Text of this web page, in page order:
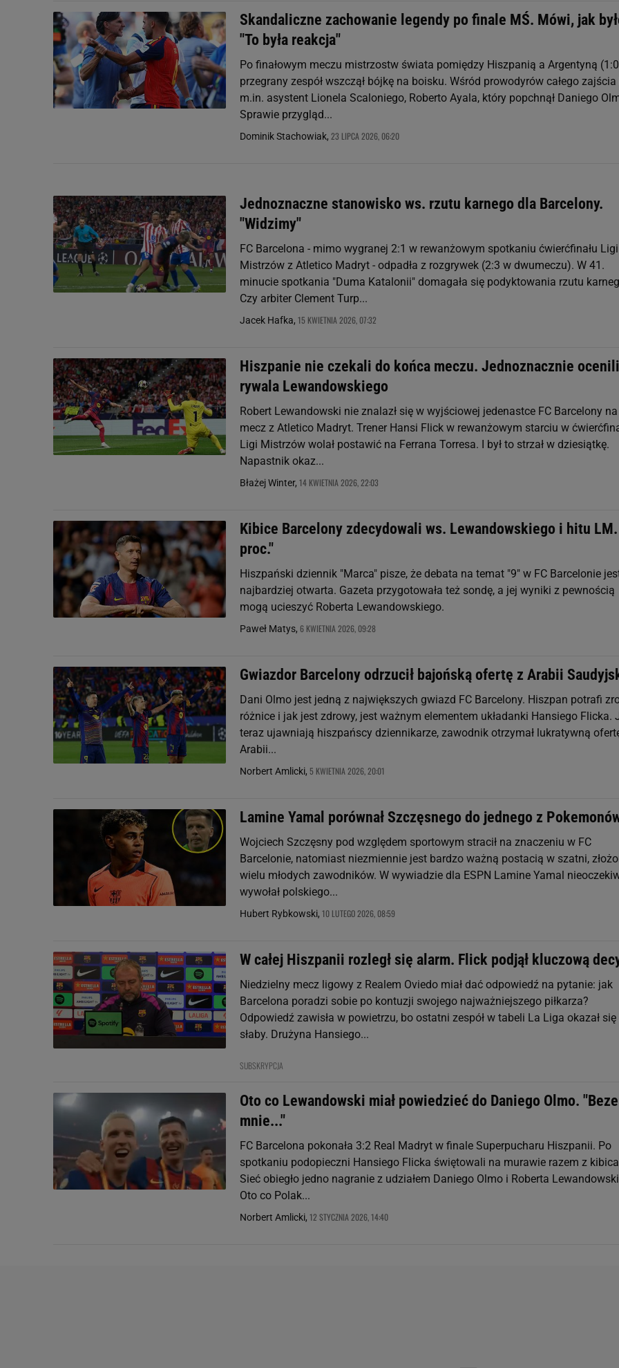
Skandaliczne zachowanie legendy po finale MŚ. Mówi, jak
"To była reakcja"
Po finałowym meczu mistrzostw świata pomiędzy Hiszpanią a Argentyną
przegrany zespół wszczął bójkę na boisku. Wśród prowodyrów całego zajścia
m.in. asystent Lionela Scaloniego, Roberto Ayala, który popchnął Daniego
Sprawie przygląd...
Dominik Stachowiak, 23 LIPCA 2026, 06:20
Jednoznaczne stanowisko ws. rzutu karnego dla Barcelony.
"Widzimy"
FC Barcelona - mimo wygranej 2:1 w rewanżowym spotkaniu ćwierćfinału Ligi
Mistrzów z Atletico Madryt - odpadła z rozgrywek (2:3 w dwumeczu). W 41.
minucie spotkania "Duma Katalonii" domagała się podyktowania rzutu
Czy arbiter Clement Turp...
Jacek Hafka, 15 KWIETNIA 2026, 07:32
Hiszpanie nie czekali do końca meczu. Jednoznacznie ocenili
rywala Lewandowskiego
Robert Lewandowski nie znalazł się w wyjściowej jedenastce FC Barcelony na
mecz z Atletico Madryt. Trener Hansi Flick w rewanżowym starciu w
Ligi Mistrzów wolał postawić na Ferrana Torresa. I był to strzał w dziesiątkę.
Napastnik okaz...
Błażej Winter, 14 KWIETNIA 2026, 22:03
Kibice Barcelony zdecydowali ws. Lewandowskiego i hitu
proc."
Hiszpański dziennik "Marca" pisze, że debata na temat "9" w FC Barcelonie
najbardziej otwarta. Gazeta przygotowała też sondę, a jej wyniki z pewnością
mogą ucieszyć Roberta Lewandowskiego.
Paweł Matys, 6 KWIETNIA 2026, 09:28
Gwiazdor Barcelony odrzucił bajońską ofertę z Arabii
Dani Olmo jest jedną z największych gwiazd FC Barcelony. Hiszpan potrafi
różnice i jak jest zdrowy, jest ważnym elementem układanki Hansiego Flicka.
teraz ujawniają hiszpańscy dziennikarze, zawodnik otrzymał lukratywną
Arabii...
Norbert Amlicki, 5 KWIETNIA 2026, 20:01
Lamine Yamal porównał Szczęsnego do jednego z
Wojciech Szczęsny pod względem sportowym stracił na znaczeniu w FC
Barcelonie, natomiast niezmiennie jest bardzo ważną postacią w szatni,
wielu młodych zawodników. W wywiadzie dla ESPN Lamine Yamal
wywołał polskiego...
Hubert Rybkowski, 10 LUTEGO 2026, 08:59
W całej Hiszpanii rozległ się alarm. Flick podjął kluczową
Niedzielny mecz ligowy z Realem Oviedo miał dać odpowiedź na pytanie: jak
Barcelona poradzi sobie po kontuzji swojego najważniejszego piłkarza?
Odpowiedź zawisła w powietrzu, bo ostatni zespół w tabeli La Liga okazał się
słaby. Drużyna Hansiego...
SUBSKRYPCJA
Oto co Lewandowski miał powiedzieć do Daniego Olmo. "Beze
mnie..."
FC Barcelona pokonała 3:2 Real Madryt w finale Superpucharu Hiszpanii. Po
spotkaniu podopieczni Hansiego Flicka świętowali na murawie razem z
Sieć obiegło jedno nagranie z udziałem Daniego Olmo i Roberta
Oto co Polak...
Norbert Amlicki, 12 STYCZNIA 2026, 14:40